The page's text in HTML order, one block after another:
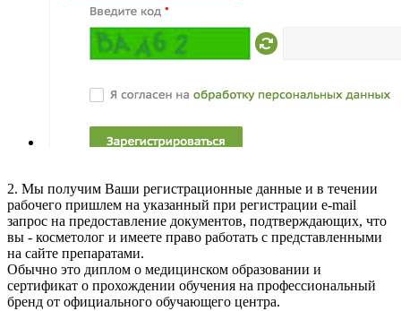
2. Мы получим Ваши регистрационные данные и в течении
рабочего пришлем на указанный при регистрации e-mail
запрос на предоставление документов, подтверждающих, что
вы - косметолог и имеете право работать с представленными
на сайте препаратами.
Обычно это диплом о медицинском образовании и
сертификат о прохождении обучения на профессиональный
бренд от официального обучающего центра.